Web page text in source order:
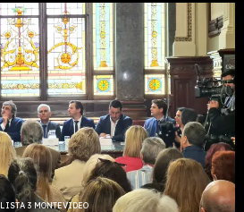
LISTA 3 MONTEVIDEO